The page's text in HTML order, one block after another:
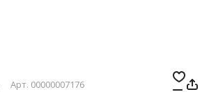
Арт. 00000007176